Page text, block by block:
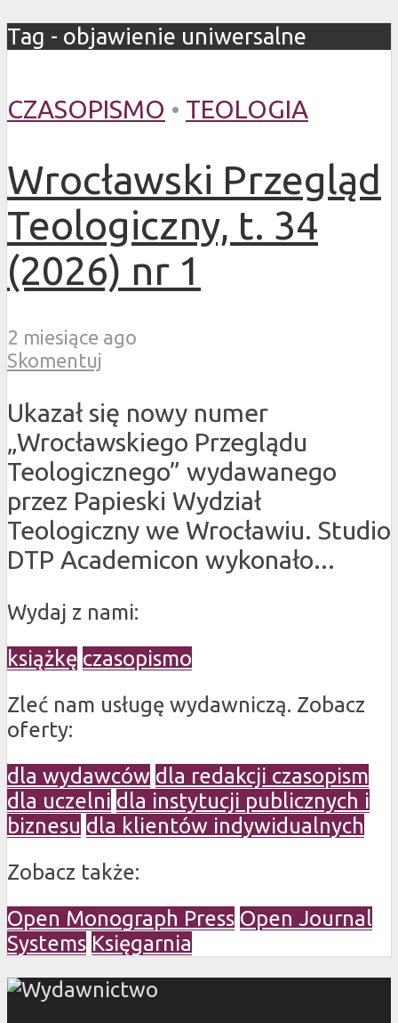
Tag - objawienie uniwersalne
CZASOPISMO • TEOLOGIA
Wrocławski Przegląd
Teologiczny, t. 34
(2026) nr 1
2 miesiące ago
Skomentuj
Ukazał się nowy numer
„Wrocławskiego Przeglądu
Teologicznego” wydawanego
przez Papieski Wydział
Teologiczny we Wrocławiu. Studio
DTP Academicon wykonało...
Wydaj z nami:
książkę czasopismo
Zleć nam usługę wydawniczą. Zobacz
oferty:
dla wydawców dla redakcji czasopism
dla uczelni dla instytucji publicznych i
biznesu dla klientów indywidualnych
Zobacz także:
Open Monograph Press Open Journal
Systems Księgarnia